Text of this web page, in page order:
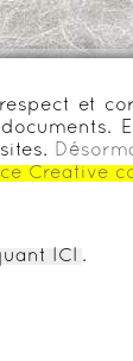
et
Creative
ICI .